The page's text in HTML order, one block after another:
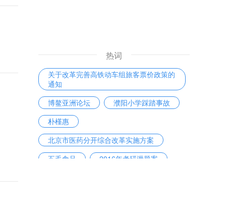
热词
关于改革完善高铁动车组旅客票价政策的
通知
博鳌亚洲论坛
濮阳小学踩踏事故
朴槿惠
北京市医药分开综合改革实施方案
五毛食品
2016年考研泄题案